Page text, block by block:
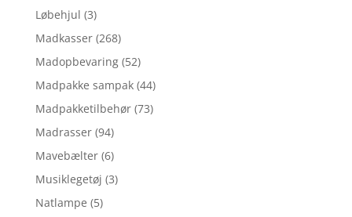
Løbehjul (3)
Madkasser (268)
Madopbevaring (52)
Madpakke sampak (44)
Madpakketilbehør (73)
Madrasser (94)
Mavebælter (6)
Musiklegetøj (3)
Natlampe (5)